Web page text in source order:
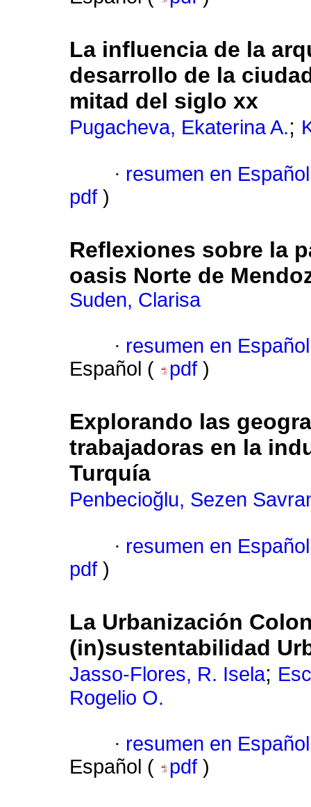
La influencia de la
desarrollo de la
mitad del siglo xx
Pugacheva, Ekaterina A.;
· resumen en Español
pdf )
Reflexiones sobre la
oasis Norte de
Suden, Clarisa
· resumen en Español
Español (
pdf )
Explorando las
trabajadoras en la
Turquía
Penbecioğlu, Sezen
· resumen en Español
pdf )
La Urbanización
(in)sustentabilidad
Jasso-Flores, R. Isela;
Rogelio O.
· resumen en Español
Español (
pdf )